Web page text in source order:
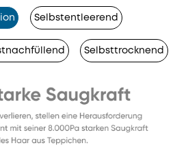
Selbstentleerend
Selbsttrocknend